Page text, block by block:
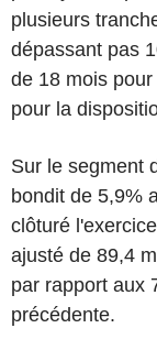
plusieurs
dépassant pas
de 18 mois
pour la
Sur le segment
bondit de 5,9%
clôturé
ajusté de 89,4
par rapport aux
précédente.